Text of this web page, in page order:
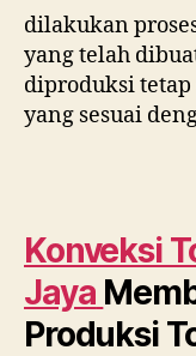
dilakukan
yang telah
diproduksi
yang sesuai
Konveksi
Jaya
Produksi